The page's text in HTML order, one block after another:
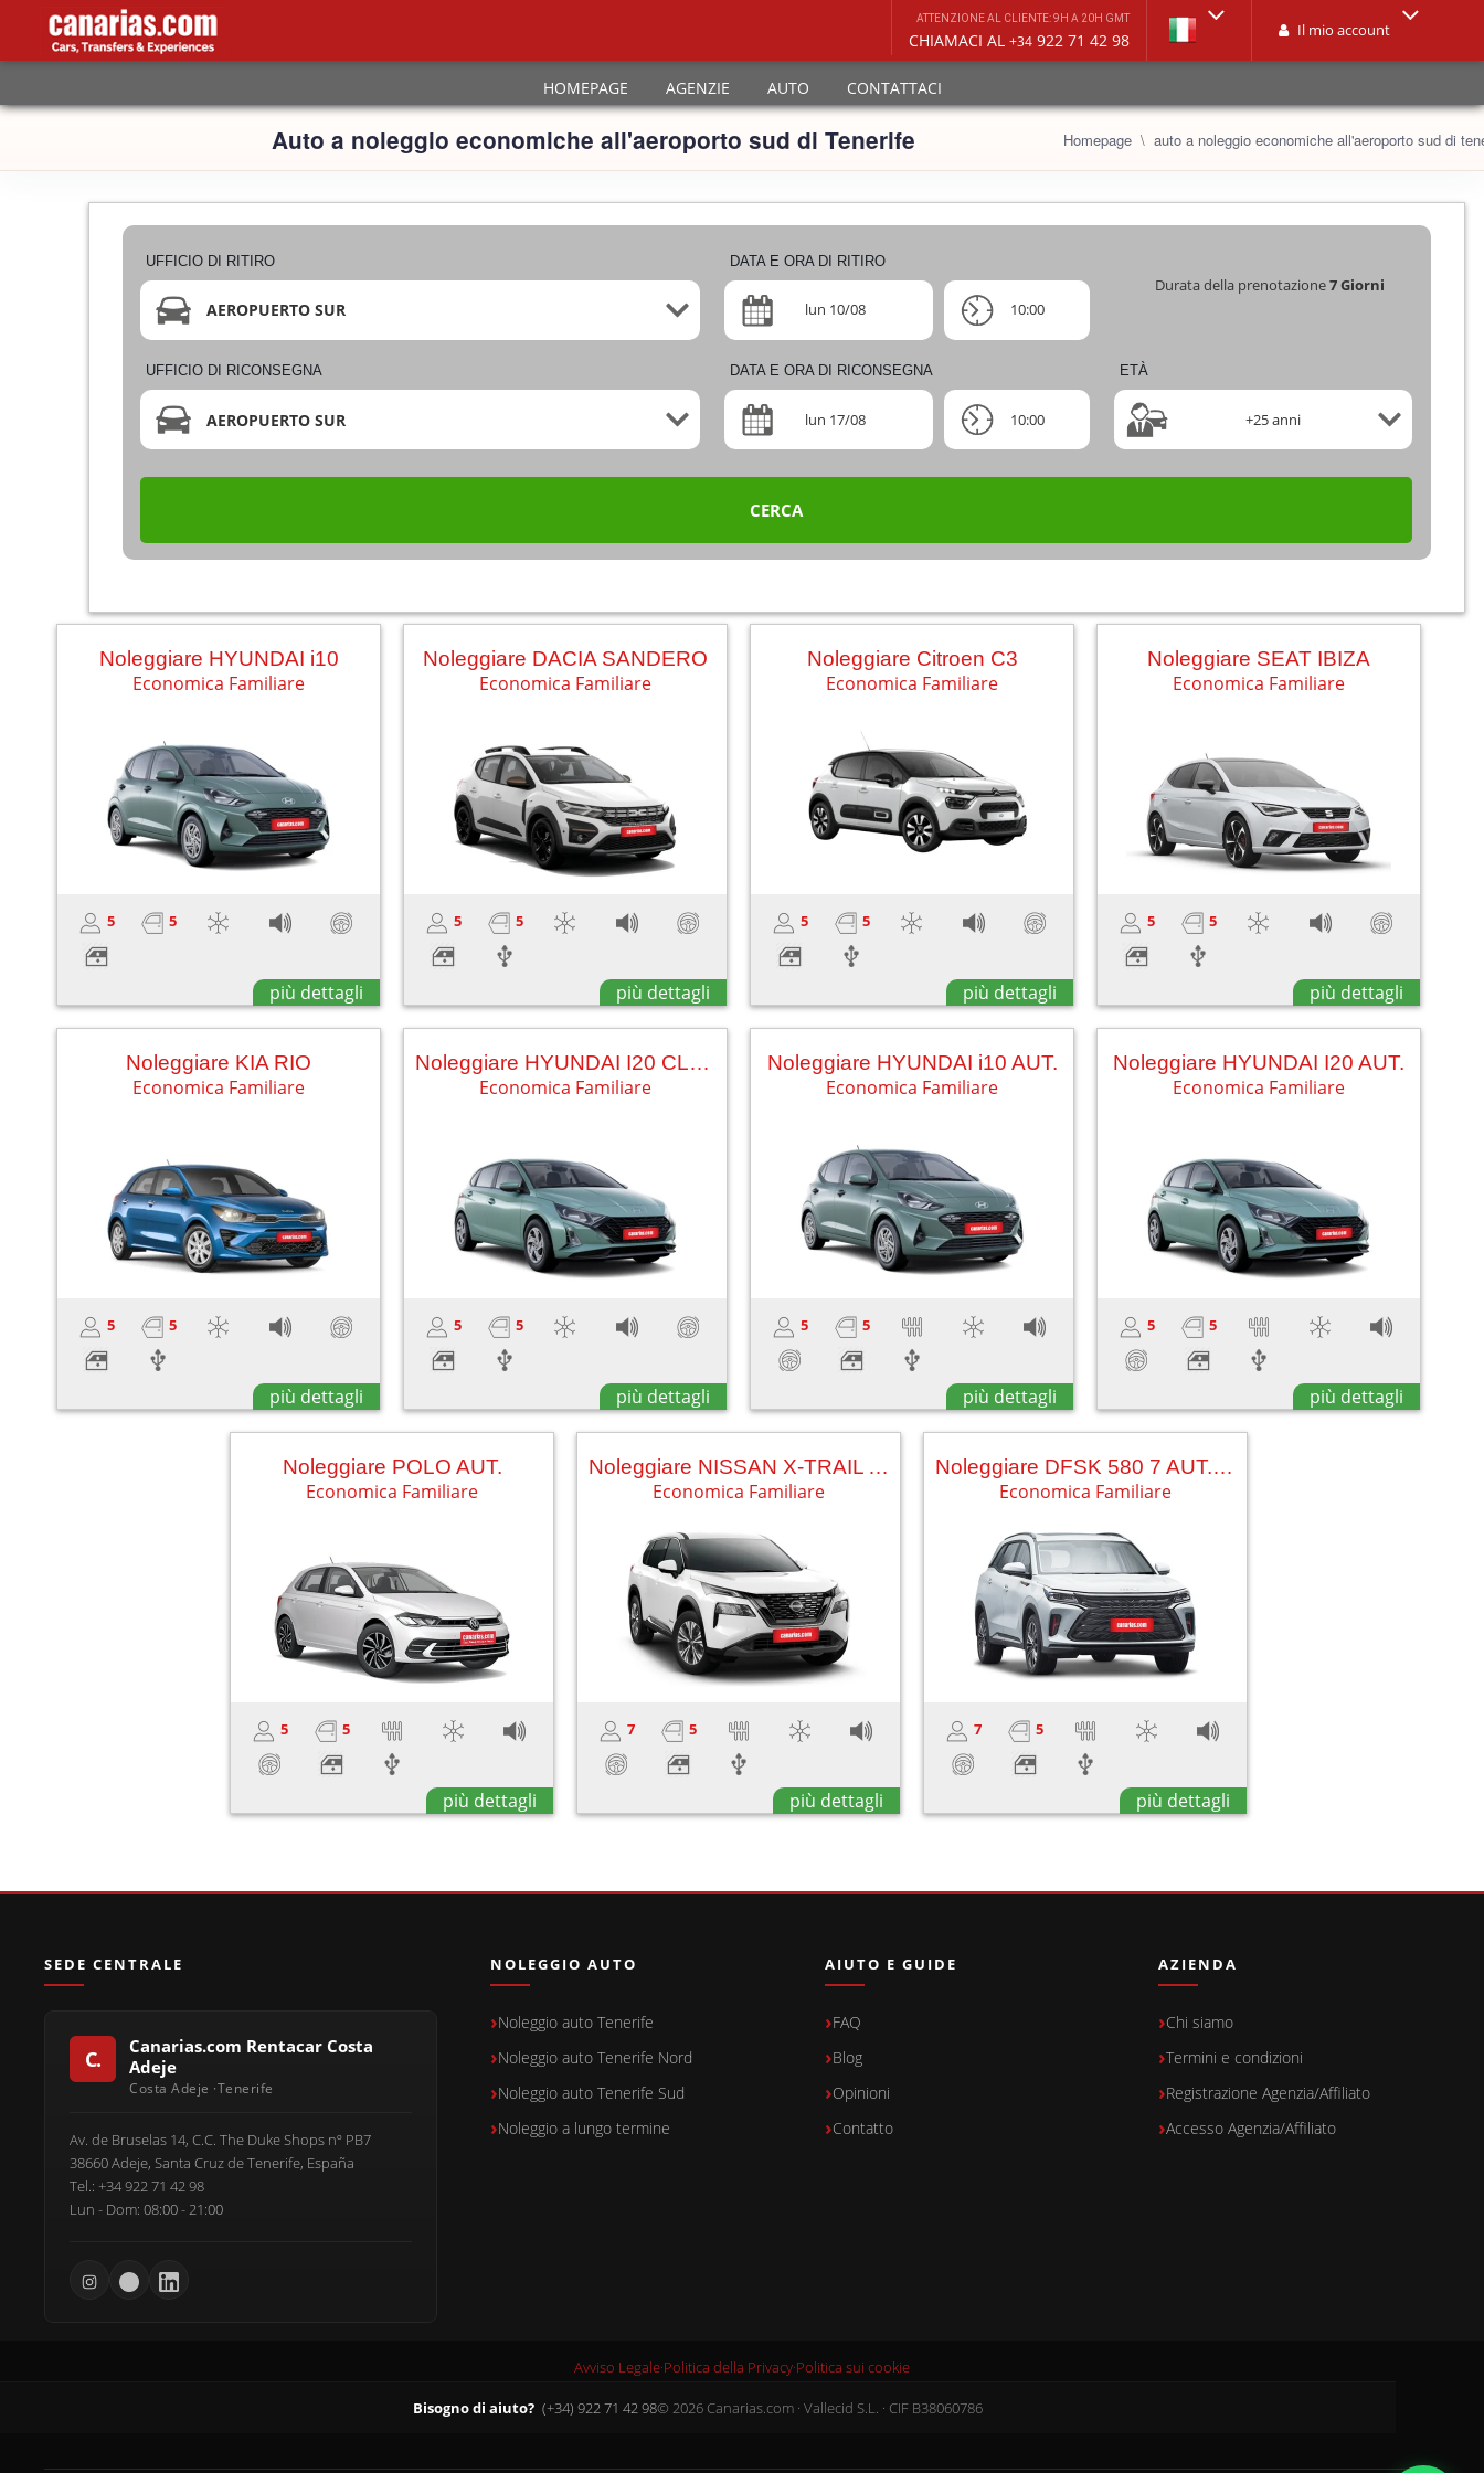
ATTENZIONE AL CLIENTE: 9H A 20H GMT
CHIAMACI AL +34 922 71 42 98 Il mio account
HOMEPAGE AGENZIE AUTO CONTATTACI
Auto a noleggio economiche all'aeroporto sud di Tenerife Homepage auto a noleggio economiche all'aeroporto sud di
UFFICIO DI RITIRO
AEROPUERTO SUR
DATA E ORA DI RITIRO
lun 10/08 10:00
Durata della prenotazione7Giorni
UFFICIO DI RICONSEGNA
AEROPUERTO SUR
DATA E ORA DI RICONSEGNA
lun 17/08 10:00
ETÀ
+25 anni
CERCA
Noleggiare HYUNDAI i10
Economica Familiare
5 5
più dettagli
Noleggiare DACIA SANDERO
Economica Familiare
5 5
più dettagli
Noleggiare Citroen C3
Economica Familiare
5 5
più dettagli
Noleggiare SEAT IBIZA
Economica Familiare
5 5
più dettagli
Noleggiare KIA RIO
Economica Familiare
5 5
più dettagli
Noleggiare HYUNDAI I20 CLASSIC
Economica Familiare
5 5
più dettagli
Noleggiare HYUNDAI i10 AUT.
Economica Familiare
5 5
più dettagli
Noleggiare HYUNDAI I20 AUT.
Economica Familiare
5 5
più dettagli
Noleggiare POLO AUT.
Economica Familiare
5 5
più dettagli
Noleggiare NISSAN X-TRAIL AUT (5+2)
Economica Familiare
7 5
più dettagli
Noleggiare DFSK 580 7 AUT. (5+2) SUNROOF
Economica Familiare
7 5
più dettagli
SEDE CENTRALE
Canarias.com Rentacar Costa
Adeje
Av. de Bruselas 14, C.C. The Duke Shops nº PB7
38660 Adeje, Santa Cruz de Tenerife, España
Tel.: +34 922 71 42 98
Lun - Dom: 08:00 - 21:00
NOLEGGIO AUTO
Noleggio auto Tenerife
Noleggio auto Tenerife Nord
Noleggio auto Tenerife Sud
Noleggio a lungo termine
AIUTO E GUIDE
FAQ
Blog
Opinioni
Contatto
AZIENDA
Chi siamo
Termini e condizioni
Registrazione Agenzia/Affiliato
Accesso Agenzia/Affiliato
Avviso Legale·Politica della Privacy·Politica sui cookie
Bisogno di aiuto? (+34) 922 71 42 98© 2026 Canarias.com · Vallecid S.L. · CIF B38060786